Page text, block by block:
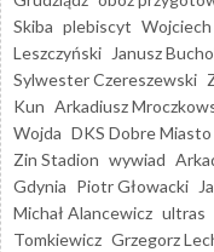
Skiba plebiscyt
Leszczyński
Janusz
Sylwester Czereszewski
Kun Arkadiusz
Wojda DKS Dobre Miasto
Zin Stadion wywiad
Gdynia Piotr Głowacki
Michał Alancewicz ultras
Tomkiewicz Grzegorz